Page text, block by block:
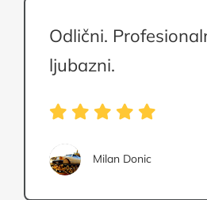
Odlični.
ljubazni.
Milan Donic